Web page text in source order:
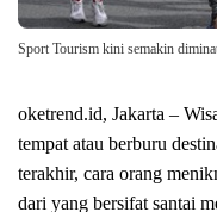
Sport Tourism kini semakin
oketrend.id, Jakarta –
tempat atau berburu
terakhir, cara orang
dari yang bersifat santai